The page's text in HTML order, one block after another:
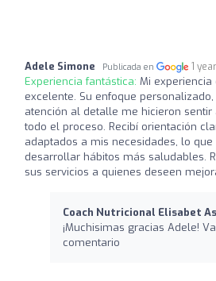
Adele Simone Publicada en 1
Experiencia fantástica: Mi experiencia
excelente. Su enfoque
atención al detalle me hicieron
todo el proceso. Recibí orientación
adaptados a mis necesidades, lo
desarrollar hábitos más saludables.
sus servicios a quienes deseen
Coach Nutricional Elisabet
¡Muchisimas gracias Adele!
comentario